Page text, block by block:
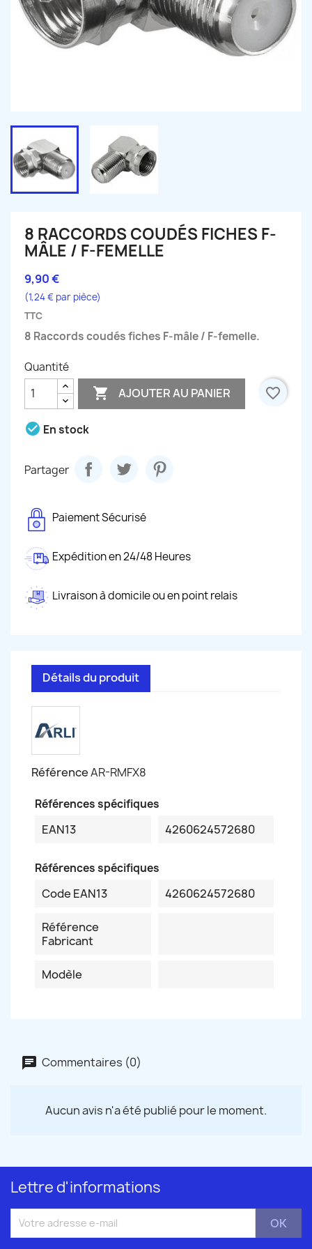
8 RACCORDS COUDÉS FICHES F-
MÂLE / F-FEMELLE
9,90 €
(1,24 € par pièce)
TTC
8 Raccords coudés fiches F-mâle / F-femelle.
Quantité
 AJOUTER AU PANIER favorite_border
check_circle En stock
Partager
Paiement Sécurisé
Expédition en 24/48 Heures
Livraison à domicile ou en point relais
Détails du produit
RéférenceAR-RMFX8
Références spécifiques
EAN13 4260624572680
Références spécifiques
Code EAN13 4260624572680
Référence
Fabricant
Modèle
Commentaires (0)
Aucun avis n'a été publié pour le moment.
Lettre d'informations